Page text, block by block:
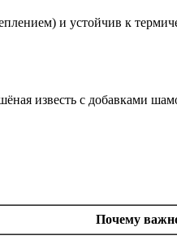
и устойчив к
известь с добавками
Почему